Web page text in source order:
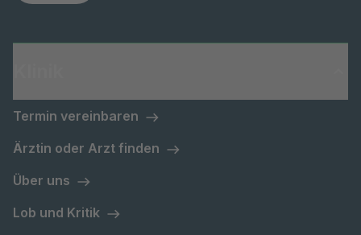
Termin vereinbaren
Ärztin oder Arzt finden
Über uns
Lob und Kritik